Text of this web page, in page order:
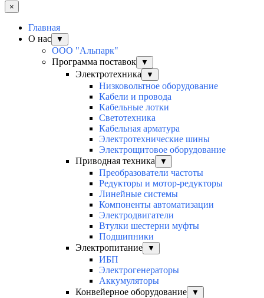
×
Главная
О нас
▼
ООО "Альпарк"
Программа поставок
▼
Электротехника ▼
Низковольтное оборудование
Кабели и провода
Кабельные лотки
Светотехника
Кабельная арматура
Электротехнические шины
Электрощитовое оборудование
Приводная техника
▼
Преобразователи частоты
Редукторы и мотор-редукторы
Линейные системы
Компоненты автоматизации
Электродвигатели
Втулки шестерни муфты
Подшипники
Электропитание
▼
ИБП
Электрогенераторы
Аккумуляторы
Конвейерное оборудование
▼